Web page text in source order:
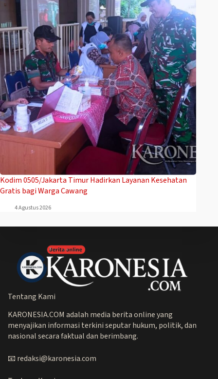
Kodim 0505/Jakarta Timur Hadirkan Layanan Kesehatan
Gratis bagi Warga Cawang
4 Agustus 2026
Tentang Kami
KARONESIA.COM adalah media berita online yang
menyajikan informasi terkini seputar hukum, politik, dan
nasional secara faktual dan berimbang.
📧 redaksi@karonesia.com